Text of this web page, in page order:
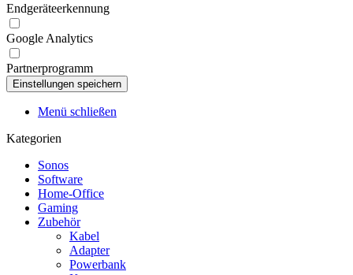
Endgeräteerkennung
Google Analytics
Partnerprogramm
Menü schließen
Kategorien
Sonos
Software
Home-Office
Gaming
Zubehör
Kabel
Adapter
Powerbank